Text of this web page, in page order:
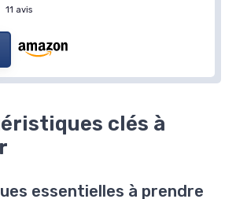
11 avis
clés à
essentielles à prendre